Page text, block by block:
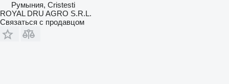
Румыния, Cristesti
ROYAL DRU AGRO S.R.L.
Связаться с продавцом